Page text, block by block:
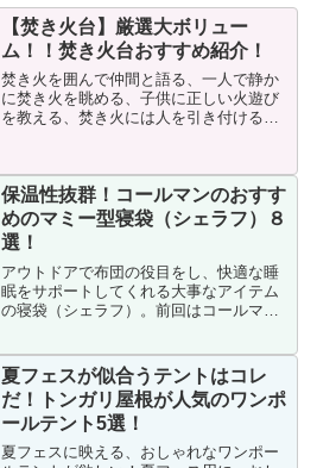
【焚き火台】厳選大ボリュー
ム！！焚き火台おすすめ紹介！
焚き火を囲んで仲間と語る、一人で静か
に焚き火を眺める、子供に正しい火遊び
を教える、焚き火には人を引き付ける魅
行っても地面への直火禁止です、そうで
なくともマナーあるアウト...
保温性抜群！コールマンのおすす
めのマミー型寝袋（シェラフ）８
選！
アウトドアで布団の役目をし、快適な睡
眠をサポートしてくれる大事なアイテム
の寝袋（シェラフ）。前回はコールマン
と言われるタイプがあります。一般的に
この２タイプが代表的な寝...
夏フェスが似合うテントはコレ
だ！トンガリ屋根が人気のワンポ
ールテント5選！
夏フェスに映える、おしゃれなワンポー